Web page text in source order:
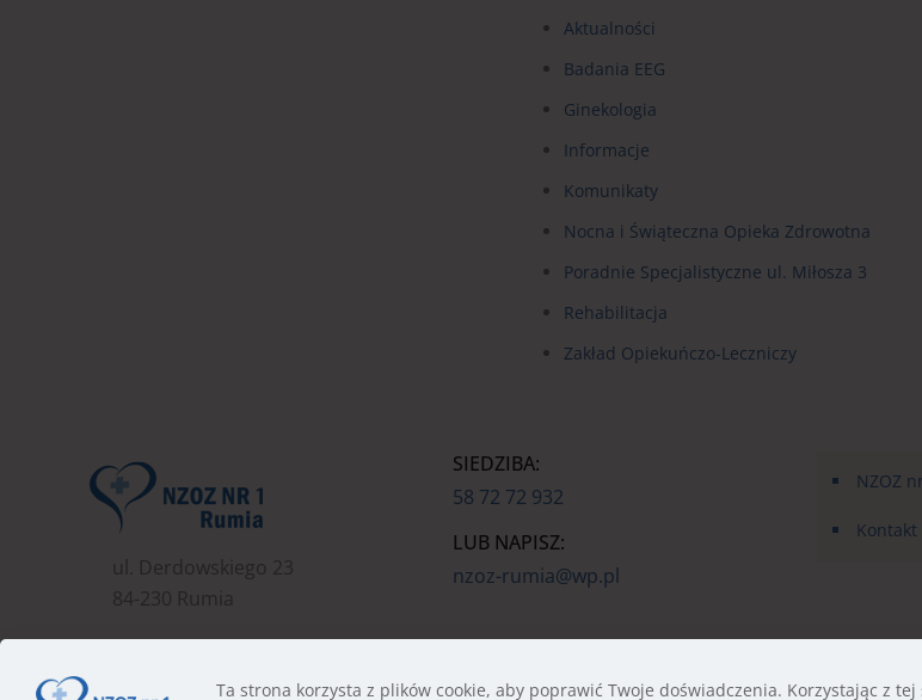
Aktualności
Badania EEG
Ginekologia
Informacje
Komunikaty
Nocna i Świąteczna Opieka Zdrowotna
Poradnie Specjalistyczne ul. Miłosza 3
Rehabilitacja
Zakład Opiekuńczo-Leczniczy
ul. Derdowskiego 23
84-230 Rumia
SIEDZIBA:
58 72 72 932
LUB NAPISZ:
nzoz-rumia@wp.pl
NZOZ
Kontakt
Ta strona korzysta z plików cookie, aby poprawić Twoje doświadczenia. Korzystając z tej